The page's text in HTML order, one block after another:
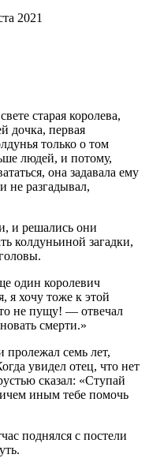
2021
старая королева,
дочка, первая
только о том
людей, и потому,
она задавала ему
не разгадывал,
и решались они
колдуньиной загадки,
один королевич
я хочу тоже к этой
не пущу! — отвечал
смерти.»
пролежал семь лет,
увидел отец, что нет
сказал: «Ступай
иным тебе помочь
поднялся с постели